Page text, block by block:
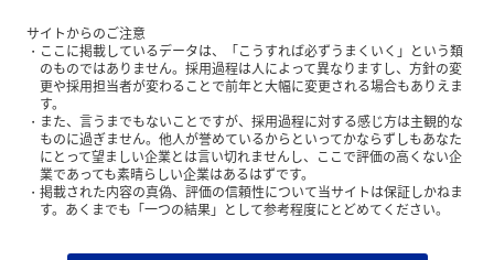
サイトからのご注意
ここに掲載しているデータは、「こうすれば必ずうまくいく」という類
のものではありません。採用過程は人によって異なりますし、方針の変
更や採用担当者が変わることで前年と大幅に変更される場合もありえま
す。
また、言うまでもないことですが、採用過程に対する感じ方は主観的な
ものに過ぎません。他人が誉めているからといってかならずしもあなた
にとって望ましい企業とは言い切れませんし、ここで評価の高くない企
業であっても素晴らしい企業はあるはずです。
掲載された内容の真偽、評価の信頼性について当サイトは保証しかねま
す。あくまでも「一つの結果」として参考程度にとどめてください。